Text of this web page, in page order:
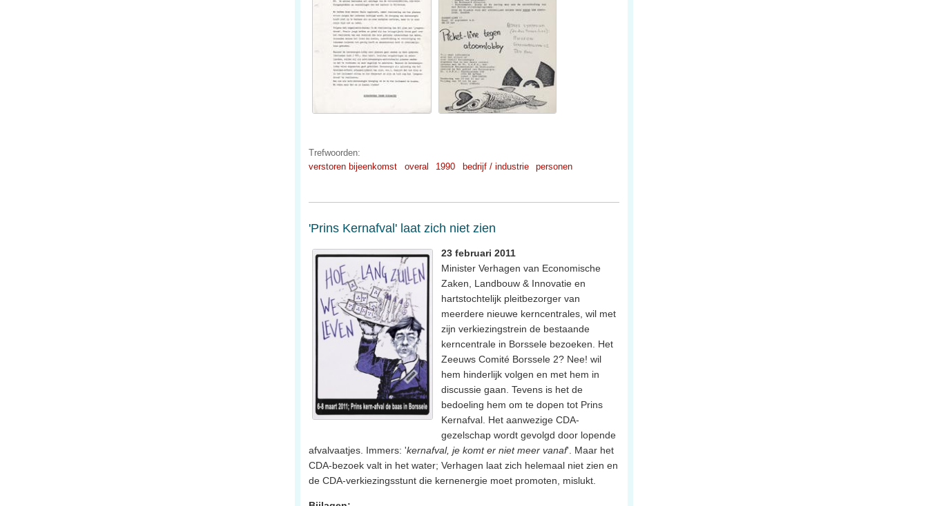
Trefwoorden:
verstoren bijeenkomst
overal 1990 bedrijf / industrie personen
'Prins Kernafval' laat zich niet zien
23 februari 2011
Minister Verhagen van Economische
Zaken, Landbouw & Innovatie en
hartstochtelijk pleitbezorger van
meerdere nieuwe kerncentrales, wil met
zijn verkiezingstrein de bestaande
kerncentrale in Borssele bezoeken. Het
Zeeuws Comité Borssele 2? Nee! wil
hem hinderlijk volgen en met hem in
discussie gaan. Tevens is het de
bedoeling hem om te dopen tot Prins
Kernafval. Het aanwezige CDA-
gezelschap wordt gevolgd door lopende
afvalvaatjes. Immers: 'kernafval, je komt er niet meer vanaf'. Maar het
CDA-bezoek valt in het water; Verhagen laat zich helemaal niet zien en
de CDA-verkiezingsstunt die kernenergie moet promoten, mislukt.